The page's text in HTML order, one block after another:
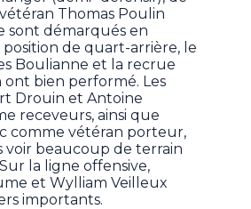
Thomas Poulin
sont démarqués en
position de quart-arrière, le
Boulianne et la recrue
ont bien performé. Les
Drouin et Antoine
receveurs, ainsi que
comme vétéran porteur,
voir beaucoup de terrain
la ligne offensive,
et Wylliam Veilleux
importants.